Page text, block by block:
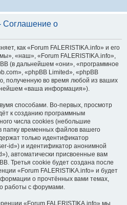
Соглашение о
как «Forum FALERISTIKA.info» и его
«наш», «Forum FALERISTIKA.info»,
(в дальнейшем «они», «программное
«phpBB Limited», «phpBB
полученную во время любой из ваших
«ваша информация»).
способами. Во-первых, просмотр
к созданию программным
числа cookies (небольшие
временных файлов вашего
только идентификатор
id») и идентификатор анонимной
автоматически присвоенные вам
Третья cookie будет создана после
«Forum FALERISTIKA.info» и будет
о прочтённых вами темах,
работы с форумами.
«Forum FALERISTIKA.info» мы